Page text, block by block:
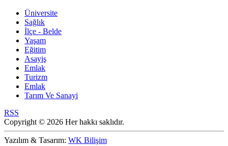
Üniversite
Sağlık
İlçe - Belde
Yaşam
Eğitim
Asayiş
Emlak
Turizm
Emlak
Tarım Ve Sanayi
RSS
Copyright © 2026 Her hakkı saklıdır.
Yazılım & Tasarım: WK Bilişim